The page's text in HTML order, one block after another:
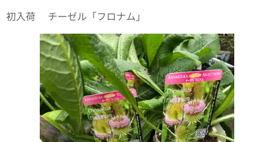
初入荷✨チーゼル「フロナム」